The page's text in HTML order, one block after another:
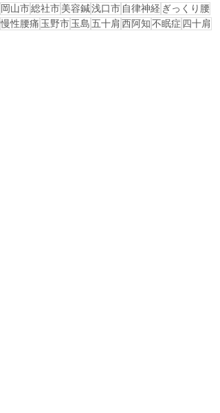
岡山市総社市美容鍼浅口市 自律神経 ぎっくり腰
慢性腰痛 玉野市玉島 五十肩西阿知不眠症 四十肩